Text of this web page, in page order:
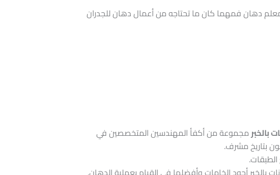
دهان فمهما كان ما تحتاجه من أعمال دهان للجدران
بالخبرمجموعة من أكفأ المهندسين المتخصصين في
بتاريخ مشرف.